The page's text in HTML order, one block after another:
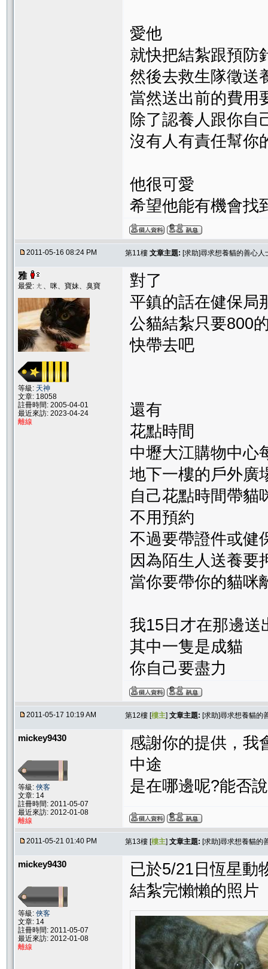
愛他
就快把結紮跟預防
然後去救生隊徵送
當然送出前的費用
除了認養人跟你自
沒有人有責任幫你
他很可愛
希望他能有機會找
2011-05-16 08:24 PM 第11樓 文章主題: [求助]尋求想養貓的善心
雅
最愛: ㄤ、咪、寶妹、臭寶
等級: 天神
文章: 18058
註冊時間: 2005-04-01
最近來訪: 2023-04-24
離線
對了
平鎮的話在健保局
公貓結紮只要800
快帶去吧
還有
花點時間
中壢大江購物中心
地下一樓的戶外廣
自己花點時間帶貓
不用預約
不過要帶證件或健
因為陌生人送養要
當你要帶你的貓咪
我15日才在那邊送
其中一隻是成貓
你自己要盡力
2011-05-17 10:19 AM 第12樓 [樓主] 文章主題: [求助]尋求想養貓的
mickey9430
等級: 俠客
文章: 14
註冊時間: 2011-05-07
最近來訪: 2012-01-08
離線
感謝你的提供，我
中途
是在哪邊呢?能否
2011-05-21 01:40 PM 第13樓 [樓主] 文章主題: [求助]尋求想養貓的
mickey9430
等級: 俠客
文章: 14
註冊時間: 2011-05-07
最近來訪: 2012-01-08
離線
已於5/21日恆星動
結紮完懶懶的照片